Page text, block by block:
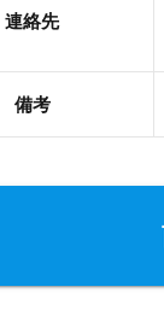
連絡先
備考